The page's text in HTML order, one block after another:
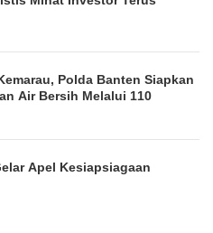
Polda Banten Siapkan
Air Bersih Melalui 110
Apel Kesiapsiagaan